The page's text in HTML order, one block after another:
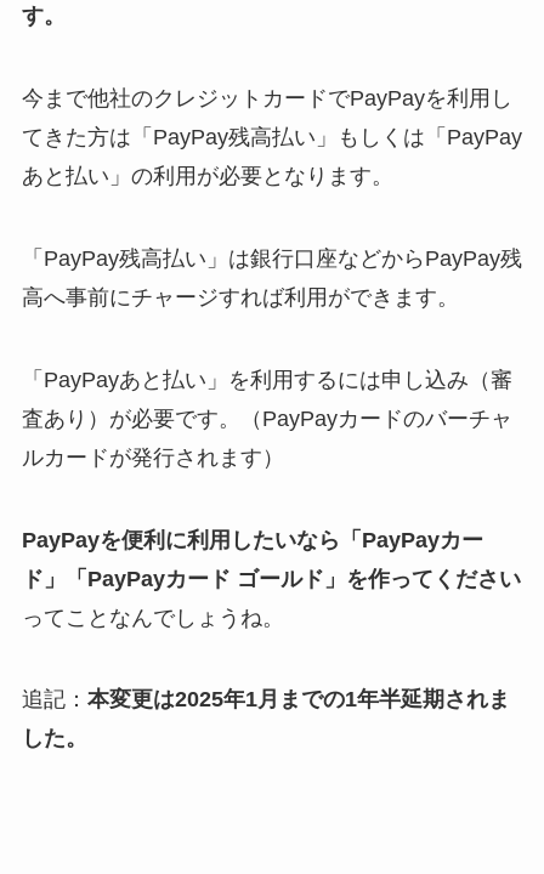
す。
今まで他社のクレジットカードでPayPayを利用し
てきた方は「 PayPay残高払い」もしくは「PayPay
あと払い」の利用が必要となります。
「PayPay残高払い」は銀行口座などからPayPay残
高へ事前にチャージすれば利用ができます。
「PayPayあと払い」を利用するには申し込み（審
査あり）が必要です。（PayPayカードのバーチャ
ルカードが発行されます）
PayPayを便利に利用したいなら「 PayPayカー
ド」「PayPayカード ゴールド」を作ってください
ってことなんでしょうね。
追記： 本変更は2025年1月までの1年半延期されま
した。